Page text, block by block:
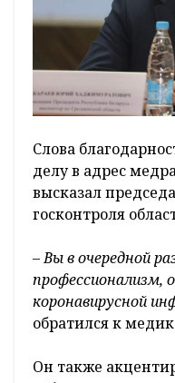
Слова
делу в адрес
высказал
госконтроля
– Вы в очередной
профессионализм,
коронавирусной
обратился к
Он также